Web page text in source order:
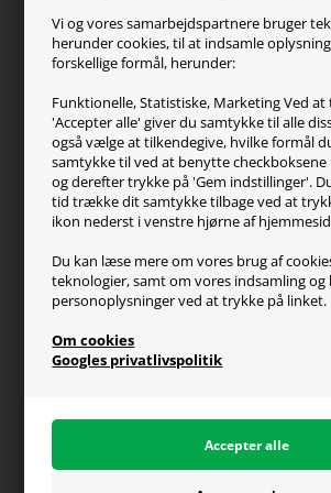
Vi og vores samarbejdspartnere bruger
herunder cookies, til at indsamle
forskellige formål, herunder:
Funktionelle, Statistiske, Marketing Ved
'Accepter alle' giver du samtykke til alle
også vælge at tilkendegive, hvilke formål
samtykke til ved at benytte
og derefter trykke på 'Gem indstillinger'.
tid trække dit samtykke tilbage ved at
ikon nederst i venstre hjørne af
Du kan læse mere om vores brug af
teknologier, samt om vores indsamling og
personoplysninger ved at trykke på linket.
Om cookies
Googles privatlivspolitik
ZOWIE
Turtle Beach
Kundeservice
Kontakt os
FAQ
Handelsvilkår
Reklamation
Generel info
Om os
Fragt og levering